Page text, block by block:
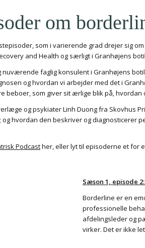
om
som i varierende grad drejer sig
and Health og særligt i Granhøjens
faglig konsulent i Granhøjens
og hvordan vi arbejder med det i
beboer, som giver sit ærlige blik på, hvordan
og psykiater Linh Duong fra Skovhus
og hvordan den beskriver og diagnosticerer
Podcasther, eller lyt til episoderne et for
Sæson 1, episode
Borderline er en
professionelle
afdelingsleder og
virker. Det er ikke